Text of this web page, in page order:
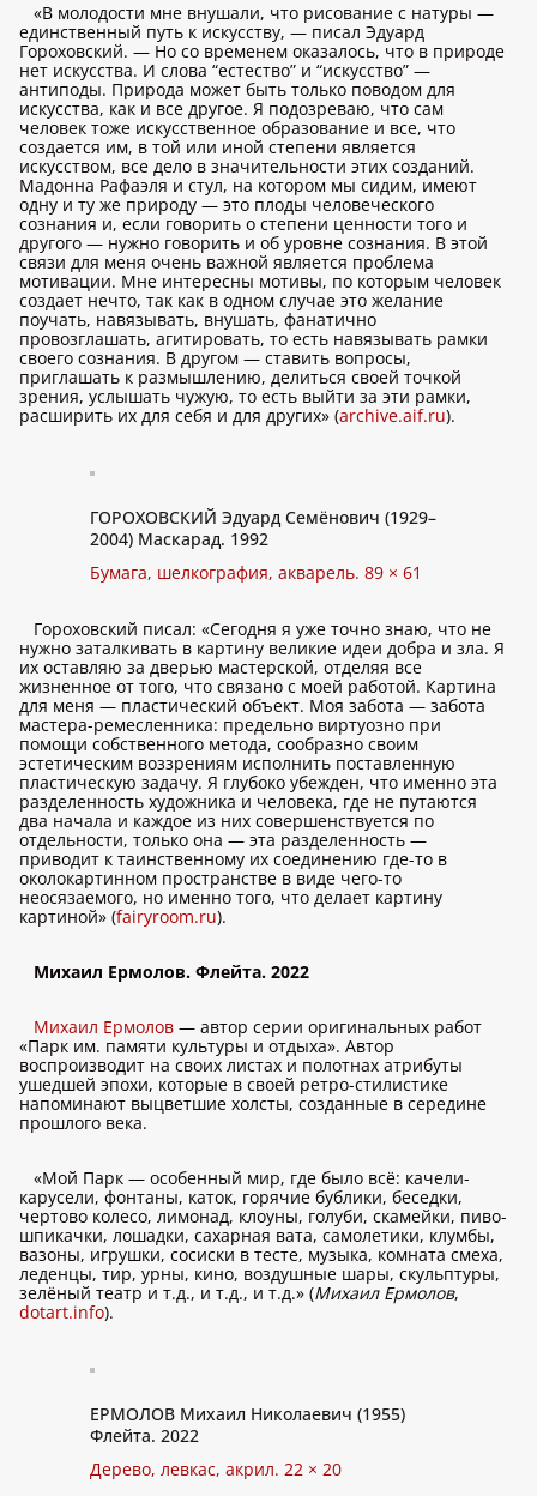
«В молодости мне внушали, что рисование с натуры —
единственный путь к искусству, — писал Эдуард
Гороховский. — Но со временем оказалось, что в природе
нет искусства. И слова “естество” и “искусство” —
антиподы. Природа может быть только поводом для
искусства, как и все другое. Я подозреваю, что сам
человек тоже искусственное образование и все, что
создается им, в той или иной степени является
искусством, все дело в значительности этих созданий.
Мадонна Рафаэля и стул, на котором мы сидим, имеют
одну и ту же природу — это плоды человеческого
сознания и, если говорить о степени ценности того и
другого — нужно говорить и об уровне сознания. В этой
связи для меня очень важной является проблема
мотивации. Мне интересны мотивы, по которым человек
создает нечто, так как в одном случае это желание
поучать, навязывать, внушать, фанатично
провозглашать, агитировать, то есть навязывать рамки
своего сознания. В другом — ставить вопросы,
приглашать к размышлению, делиться своей точкой
зрения, услышать чужую, то есть выйти за эти рамки,
расширить их для себя и для других» (archive.aif.ru).
ГОРОХОВСКИЙ Эдуард Семёнович (1929–
2004) Маскарад. 1992
Бумага, шелкография, акварель. 89 × 61
Гороховский писал: «Сегодня я уже точно знаю, что не
нужно заталкивать в картину великие идеи добра и зла. Я
их оставляю за дверью мастерской, отделяя все
жизненное от того, что связано с моей работой. Картина
для меня — пластический объект. Моя забота — забота
мастера-ремесленника: предельно виртуозно при
помощи собственного метода, сообразно своим
эстетическим воззрениям исполнить поставленную
пластическую задачу. Я глубоко убежден, что именно эта
разделенность художника и человека, где не путаются
два начала и каждое из них совершенствуется по
отдельности, только она — эта разделенность —
приводит к таинственному их соединению где-то в
околокартинном пространстве в виде чего-то
неосязаемого, но именно того, что делает картину
картиной» (fairyroom.ru).
Михаил Ермолов. Флейта. 2022
Михаил Ермолов — автор серии оригинальных работ
«Парк им. памяти культуры и отдыха». Автор
воспроизводит на своих листах и полотнах атрибуты
ушедшей эпохи, которые в своей ретро-стилистике
напоминают выцветшие холсты, созданные в середине
прошлого века.
«Мой Парк — особенный мир, где было всё: качели-
карусели, фонтаны, каток, горячие бублики, беседки,
чертово колесо, лимонад, клоуны, голуби, скамейки, пиво-
шпикачки, лошадки, сахарная вата, самолетики, клумбы,
вазоны, игрушки, сосиски в тесте, музыка, комната смеха,
леденцы, тир, урны, кино, воздушные шары, скульптуры,
зелёный театр и т.д., и т.д., и т.д.» (Михаил Ермолов,
dotart.info).
ЕРМОЛОВ Михаил Николаевич (1955)
Флейта. 2022
Дерево, левкас, акрил. 22 × 20